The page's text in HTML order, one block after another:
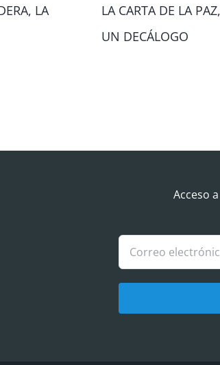
LA
LA CARTA DE LA
UN DECÁLOGO
Acceso